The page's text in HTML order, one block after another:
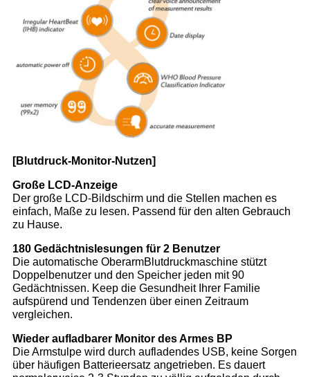
[Blutdruck-Monitor-Nutzen]
Große LCD-Anzeige
Der große LCD-Bildschirm und die Stellen machen es
einfach, Maße zu lesen. Passend für den alten Gebrauch
zu Hause.
180 Gedächtnislesungen für 2 Benutzer
Die automatische OberarmBlutdruckmaschine stützt
Doppelbenutzer und den Speicher jeden mit 90
Gedächtnissen. Keep die Gesundheit Ihrer Familie
aufspürend und Tendenzen über einen Zeitraum
vergleichen.
Wieder aufladbarer Monitor des Armes BP
Die Armstulpe wird durch aufladendes USB, keine Sorgen
über häufigen Batterieersatz angetrieben. Es dauert